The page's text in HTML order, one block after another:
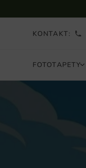
KONTAKT:
FOTOTAPETY